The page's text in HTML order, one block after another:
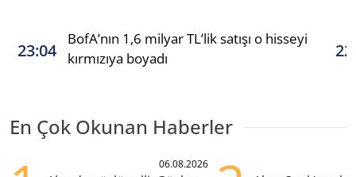
23:04
BofA’nın 1,6 milyar TL’lik satışı o hisseyi
kırmızıya boyadı
En Çok Okunan Haberler
06.08.2026